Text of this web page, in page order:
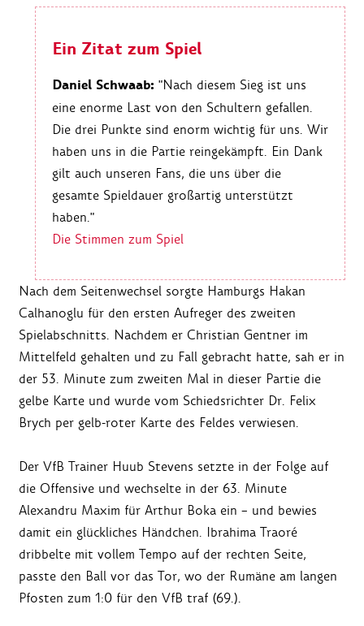
Ein Zitat zum Spiel
Daniel Schwaab: "Nach diesem Sieg ist uns
eine enorme Last von den Schultern gefallen.
Die drei Punkte sind enorm wichtig für uns. Wir
haben uns in die Partie reingekämpft. Ein Dank
gilt auch unseren Fans, die uns über die
gesamte Spieldauer großartig unterstützt
haben."
Die Stimmen zum Spiel
Nach dem Seitenwechsel sorgte Hamburgs Hakan
Calhanoglu für den ersten Aufreger des zweiten
Spielabschnitts. Nachdem er Christian Gentner im
Mittelfeld gehalten und zu Fall gebracht hatte, sah er in
der 53. Minute zum zweiten Mal in dieser Partie die
gelbe Karte und wurde vom Schiedsrichter Dr. Felix
Brych per gelb-roter Karte des Feldes verwiesen.
Der VfB Trainer Huub Stevens setzte in der Folge auf
die Offensive und wechselte in der 63. Minute
Alexandru Maxim für Arthur Boka ein – und bewies
damit ein glückliches Händchen. Ibrahima Traoré
dribbelte mit vollem Tempo auf der rechten Seite,
passte den Ball vor das Tor, wo der Rumäne am langen
Pfosten zum 1:0 für den VfB traf (69.).